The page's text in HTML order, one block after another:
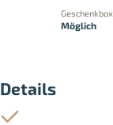
Geschenkbox
Möglich
Details